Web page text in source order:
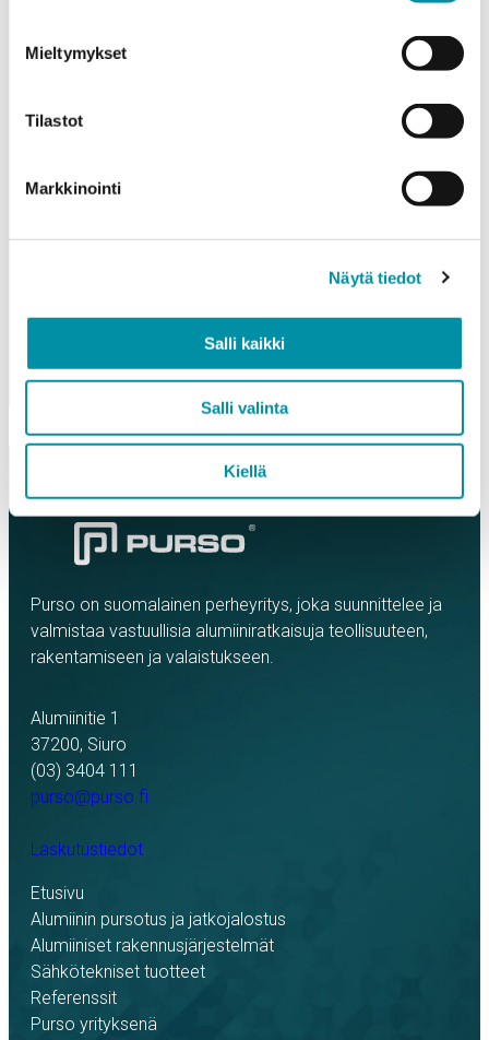
Mieltymykset
Tilastot
Markkinointi
Näytä tiedot
Salli kaikki
Salli valinta
Kiellä
Purso on suomalainen perheyritys, joka suunnittelee ja
valmistaa vastuullisia alumiiniratkaisuja teollisuuteen,
rakentamiseen ja valaistukseen.
Alumiinitie 1
37200, Siuro
(03) 3404 111
purso@purso.fi
Laskutustiedot
Etusivu
Alumiinin pursotus ja jatkojalostus
Alumiiniset rakennusjärjestelmät
Sähkötekniset tuotteet
Referenssit
Purso yrityksenä